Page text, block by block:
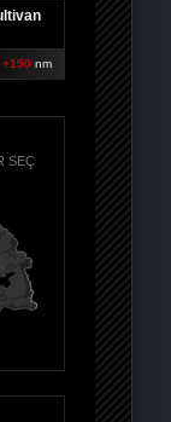
+150 nm
SEÇ